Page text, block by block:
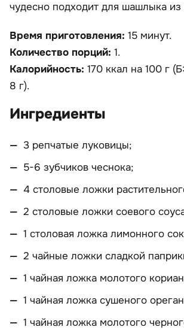
чудесно подходит для шашлыка
Время приготовления: 15 минут.
Количество порций: 1.
Калорийность: 170 ккал на 100 г
8 г).
Ингредиенты
3 репчатые луковицы;
5-6 зубчиков чеснока;
4 столовые ложки
2 столовые ложки соевого
1 столовая ложка лимонного
2 чайные ложки сладкой
1 чайная ложка молотого
1 чайная ложка сушеного
1 чайная ложка молотого